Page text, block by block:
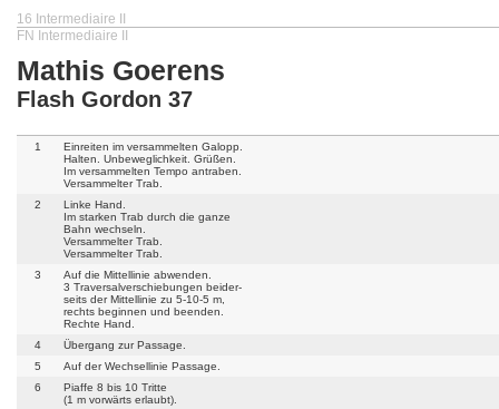
16 Intermediaire II
FN Intermediaire II
Mathis Goerens
Flash Gordon 37
1
Einreiten im versammelten Galopp.
Halten. Unbeweglichkeit. Grüßen.
Im versammelten Tempo antraben.
Versammelter Trab.
2
Linke Hand.
Im starken Trab durch die ganze
Bahn wechseln.
Versammelter Trab.
Versammelter Trab.
3
Auf die Mittellinie abwenden.
3 Traversalverschiebungen beider-
seits der Mittellinie zu 5-10-5 m,
rechts beginnen und beenden.
Rechte Hand.
4
Übergang zur Passage.
5
Auf der Wechsellinie Passage.
6
Piaffe 8 bis 10 Tritte
(1 m vorwärts erlaubt).